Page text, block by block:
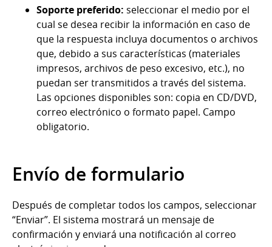
Soporte preferido: seleccionar el medio por el
cual se desea recibir la información en caso de
que la respuesta incluya documentos o archivos
que, debido a sus características (materiales
impresos, archivos de peso excesivo, etc.), no
puedan ser transmitidos a través del sistema.
Las opciones disponibles son: copia en CD/DVD,
correo electrónico o formato papel. Campo
obligatorio.
Envío de formulario
Después de completar todos los campos, seleccionar
“Enviar”. El sistema mostrará un mensaje de
confirmación y enviará una notificación al correo